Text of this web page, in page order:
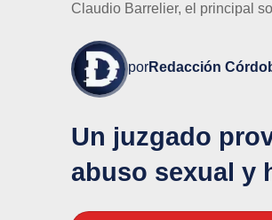
Claudio Barrelier, el principal
porRedacción
Un juzgado
abuso sexual y